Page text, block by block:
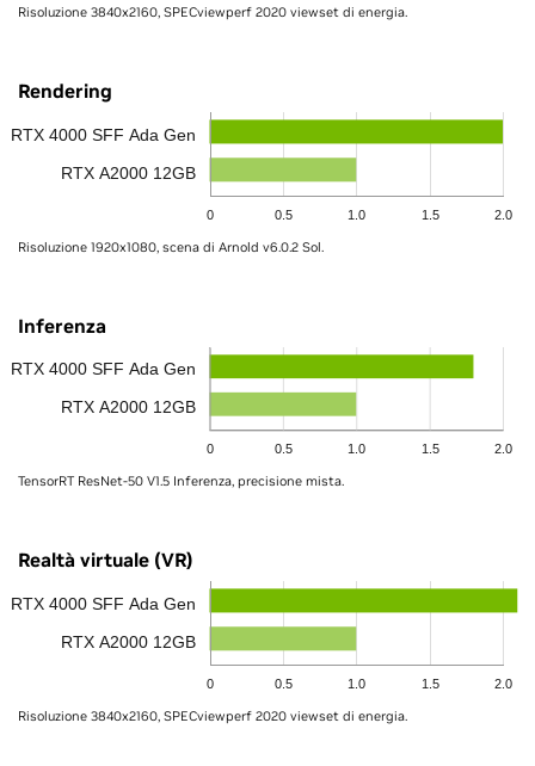
Risoluzione 3840x2160, SPECviewperf 2020 viewset di energia.
Rendering
0 0.5 1.0 1.5 2.0
RTX 4000 SFF Ada Gen
RTX A2000 12GB
Risoluzione 1920x1080, scena di Arnold v6.0.2 Sol.
Inferenza
0 0.5 1.0 1.5 2.0
RTX 4000 SFF Ada Gen
RTX A2000 12GB
TensorRT ResNet-50 V1.5 Inferenza, precisione mista.
Realtà virtuale (VR)
0 0.5 1.0 1.5 2.0
RTX 4000 SFF Ada Gen
RTX A2000 12GB
Risoluzione 3840x2160, SPECviewperf 2020 viewset di energia.